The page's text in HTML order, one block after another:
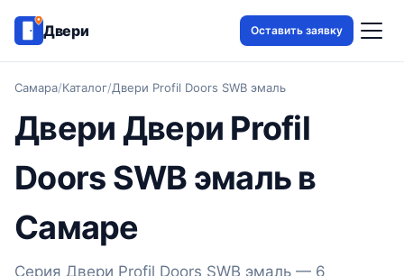
Двери Оставить заявку
Самара/Каталог/Двери Profil Doors SWB эмаль
Двери Двери Profil
Doors SWB эмаль в
Самаре
Серия Двери Profil Doors SWB эмаль — 6